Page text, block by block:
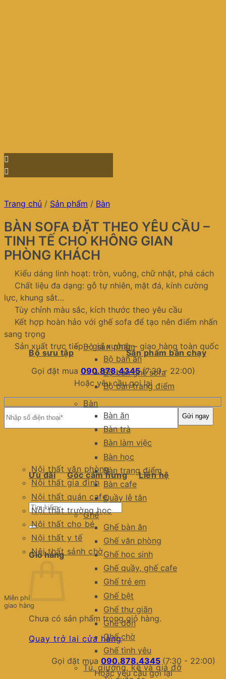
Bộ sản phẩm
Bộ bàn ăn
Bộ bàn ghế sofa
Bộ bàn trang điểm
Bàn
Bàn ăn
Bàn trà
Bàn làm việc
Bàn học
Bàn trang điểm
Bàn cafe
Quầy lễ tân
Ghế
Ghế bàn ăn
Ghế văn phòng
Ghế học sinh
Ghế quầy, ghế cafe
Ghế trẻ em
Ghế bệt
Ghế thư giãn
Ghế đôn
Ghế chờ
Ghế tình yêu
Tủ, giường, kệ và giá đỡ
Bộ sưu tập
Nội thất văn phòng
Nội thất gia đình
Nội thất quán cafe
Nội thất trường học
Nội thất cho bé
Nội thất y tế
Nội thất sảnh chờ
Sản phẩm bán chạy
Ưu đãi Góc cảm hứng Liên hệ
Tìm
kiếm:
Giỏ hàng
Chưa có sản phẩm trong giỏ hàng.
Quay trở lại cửa hàng
Gọi đặt mua 090.878.4345 (7:30 - 22:00)
Hoặc yêu cầu gọi lại
Trang chủ / Sản phẩm / Bàn
BÀN SOFA ĐẶT THEO YÊU CẦU –
TINH TẾ CHO KHÔNG GIAN
PHÒNG KHÁCH
Kiểu dáng linh hoạt: tròn, vuông, chữ nhật, phá cách
Chất liệu đa dạng: gỗ tự nhiên, mặt đá, kính cường
lực, khung sắt…
Tùy chỉnh màu sắc, kích thước theo yêu cầu
Kết hợp hoàn hảo với ghế sofa để tạo nên điểm nhấn
sang trọng
Sản xuất trực tiếp – giá xưởng – giao hàng toàn quốc
Gọi đặt mua 090.878.4345 (7:30 - 22:00)
Hoặc yêu cầu gọi lại
Miễn phí
giao hàng